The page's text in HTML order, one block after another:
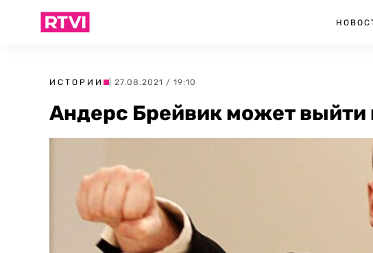
ИСТОРИИ | 27.08.2021 / 19:10
Андерс Брейвик может выйти